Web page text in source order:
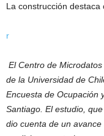
La construcción
r
El Centro de
de la Universidad de
Encuesta de Ocupación
Santiago. El estudio,
dio cuenta de un